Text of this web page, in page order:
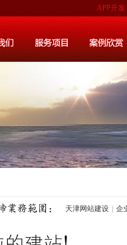
APP开发
天津网站建设 企